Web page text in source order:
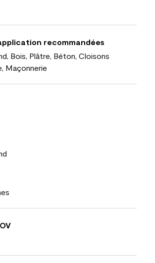
recommandées
Bois, Plâtre, Béton, Cloisons
Maçonnerie